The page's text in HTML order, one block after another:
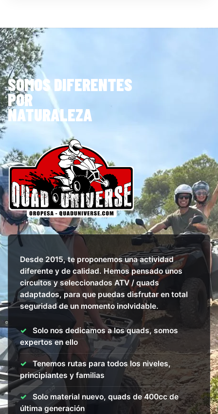
SOMOS DIFERENTES
POR
NATURALEZA
Desde 2015, te proponemos una actividad
diferente y de calidad. Hemos pensado unos
circuitos y seleccionados ATV / quads
adaptados, para que puedas disfrutar en total
seguridad de un momento inolvidable.
Solo nos dedicamos a los quads, somos
expertos en ello
Tenemos rutas para todos los niveles,
principiantes y familias
Solo material nuevo, quads de 400cc de
última generación